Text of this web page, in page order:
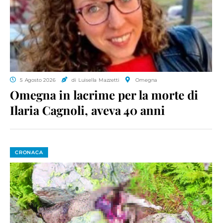
5 Agosto 2026 di Luisella Mazzetti Omegna
Omegna in lacrime per la morte di
Ilaria Cagnoli, aveva 40 anni
CRONACA